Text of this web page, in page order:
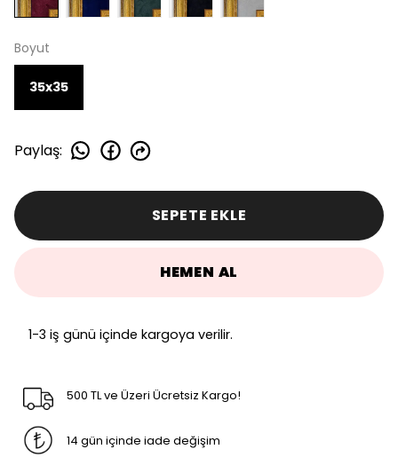
Boyut
35x35
Paylaş:
SEPETE EKLE
HEMEN AL
1-3 iş günü içinde kargoya verilir.
500 TL ve Üzeri Ücretsiz Kargo!
14 gün içinde iade değişim